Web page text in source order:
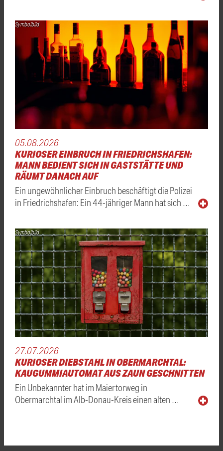
Symbolbild
05.08.2026
KURIOSER EINBRUCH IN FRIEDRICHSHAFEN:
MANN BEDIENT SICH IN GASTSTÄTTE UND
RÄUMT DANACH AUF
Ein ungewöhnlicher Einbruch beschäftigt die Polizei
in Friedrichshafen: Ein 44-jähriger Mann hat sich …
Symbolbild
27.07.2026
KURIOSER DIEBSTAHL IN OBERMARCHTAL:
KAUGUMMIAUTOMAT AUS ZAUN GESCHNITTEN
Ein Unbekannter hat im Maiertorweg in
Obermarchtal im Alb-Donau-Kreis einen alten …